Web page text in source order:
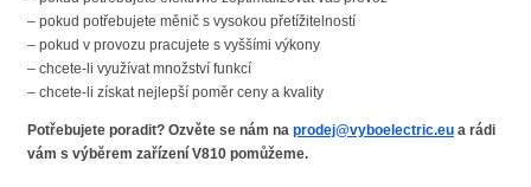
– pokud potřebujete měnič s vysokou přetížitelností
– pokud v provozu pracujete s vyššími výkony
– chcete-li využívat množství funkcí
– chcete-li získat nejlepší poměr ceny a kvality
Potřebujete poradit? Ozvěte se nám na prodej@vyboelectric.eu a rádi
vám s výběrem zařízení V810 pomůžeme.